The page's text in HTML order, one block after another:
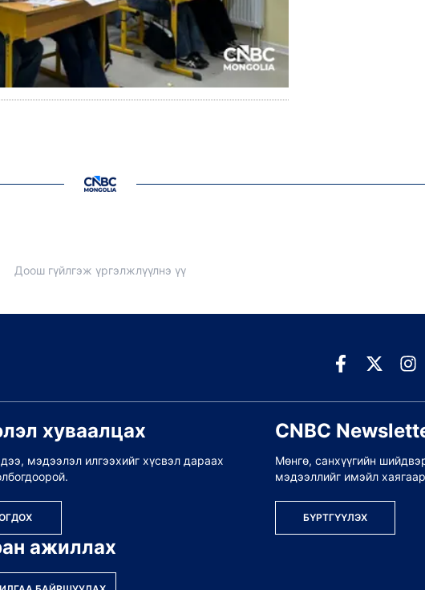
Доош гүйлгэж үргэлжлүүлнэ үү
хуваалцах
мэдээлэл илгээхийг хүсвэл дараах
ажиллах
CNBC
Мөнгө, санхүүгийн
мэдээллийг имэйл
БҮРТГҮҮЛЭХ